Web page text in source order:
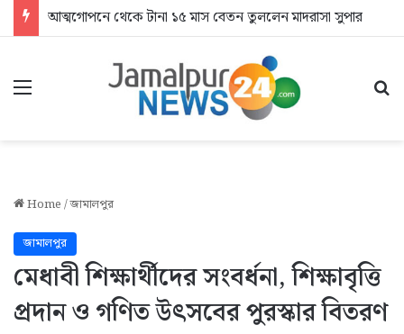
আত্মগোপনে থেকে টানা ১৫ মাস বেতন তুললেন মাদরাসা সুপার
Menu
Home/জামালপুর
জামালপুর
মেধাবী শিক্ষার্থীদের সংবর্ধনা, শিক্ষাবৃত্তি
প্রদান ও গণিত উৎসবের পুরস্কার বিতরণ